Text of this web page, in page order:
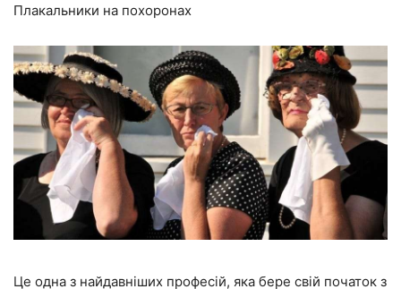
Плакальники на похоронах
Це одна з найдавніших професій, яка бере свій початок з